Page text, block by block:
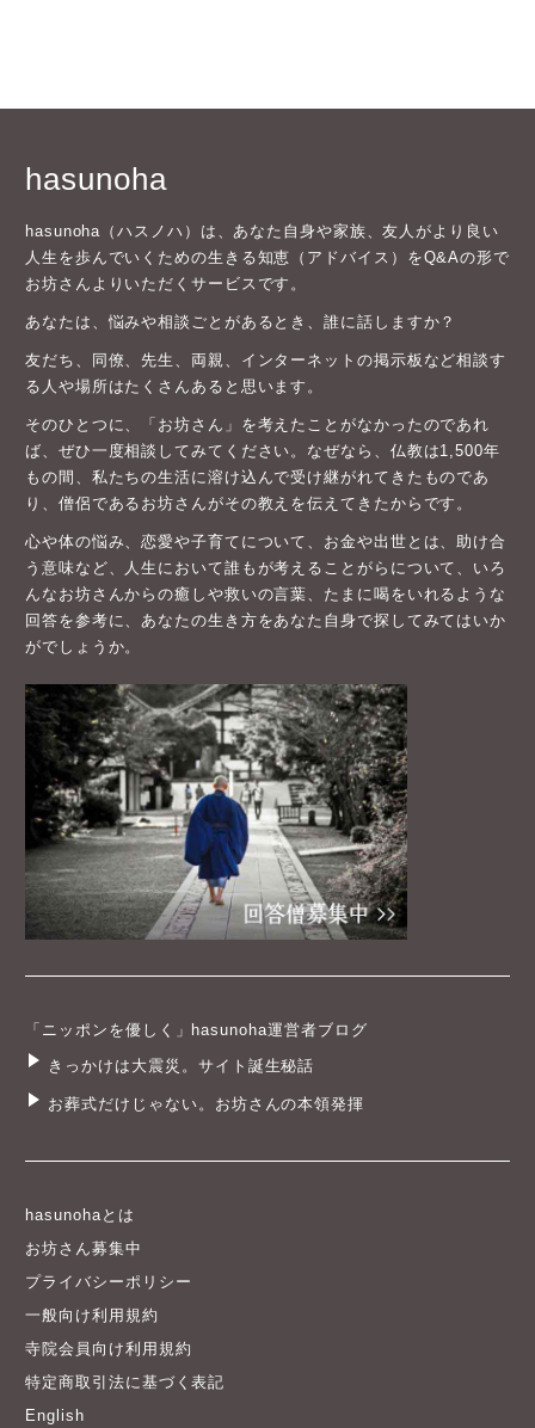
hasunoha
hasunoha（ハスノハ）は、あなた自身や家族、友人がより良い
人生を歩んでいくための生きる知恵（アドバイス）をQ&Aの形で
お坊さんよりいただくサービスです。
あなたは、悩みや相談ごとがあるとき、誰に話しますか？
友だち、同僚、先生、両親、インターネットの掲示板など相談す
る人や場所はたくさんあると思います。
そのひとつに、「お坊さん」を考えたことがなかったのであれ
ば、ぜひ一度相談してみてください。なぜなら、仏教は1,500年
もの間、私たちの生活に溶け込んで受け継がれてきたものであ
り、僧侶であるお坊さんがその教えを伝えてきたからです。
心や体の悩み、恋愛や子育てについて、お金や出世とは、助け合
う意味など、人生において誰もが考えることがらについて、いろ
んなお坊さんからの癒しや救いの言葉、たまに喝をいれるような
回答を参考に、あなたの生き方をあなた自身で探してみてはいか
がでしょうか。
「ニッポンを優しく」hasunoha運営者ブログ
きっかけは大震災。サイト誕生秘話
お葬式だけじゃない。お坊さんの本領発揮
hasunohaとは
お坊さん募集中
プライバシーポリシー
一般向け利用規約
寺院会員向け利用規約
特定商取引法に基づく表記
English